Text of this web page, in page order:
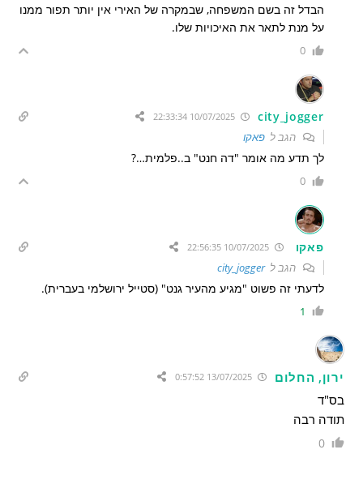
הבדל זה בשם המשפחה, שבמקרה של האירי אין יותר תפור ממנו
על מנת לתאר את האיכויות שלו.
0
city_jogger
10/07/2025 22:33:34
הגב לפאקו
לך תדע מה אומר "דה חנט" ב..פלמית…?
0
פאקו 10/07/2025 22:56:35
הגב לcity_jogger
לדעתי זה פשוט "מגיע מהעיר גנט" (סטייל ירושלמי בעברית).
1
ירון, החלום 13/07/2025 0:57:52
בס"ד
תודה רבה
0